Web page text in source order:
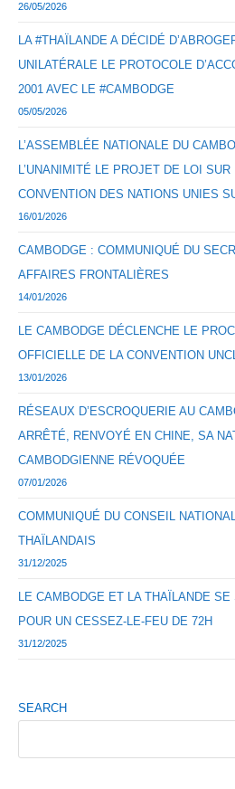
26/05/2026
LA #THAÏLANDE A DÉCIDÉ
UNILATÉRALE LE PROTOCOLE
2001 AVEC LE #CAMBODGE
05/05/2026
L’ASSEMBLÉE NATIONALE DU
L’UNANIMITÉ LE PROJET DE LOI
CONVENTION DES NATIONS UNIES
16/01/2026
CAMBODGE : COMMUNIQUÉ DU
AFFAIRES FRONTALIÈRES
14/01/2026
LE CAMBODGE DÉCLENCHE LE
OFFICIELLE DE LA CONVENTION
13/01/2026
RÉSEAUX D’ESCROQUERIE AU
ARRÊTÉ, RENVOYÉ EN CHINE, SA
CAMBODGIENNE RÉVOQUÉE
07/01/2026
COMMUNIQUÉ DU CONSEIL
THAÏLANDAIS
31/12/2025
LE CAMBODGE ET LA THAÏLANDE SE
POUR UN CESSEZ-LE-FEU DE 72H
31/12/2025
SEARCH